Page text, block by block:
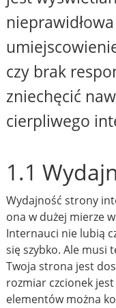
czy brak
zniechęcić
cierpliwego
1.1
Wydajność strony
ona w dużej mierze
Internauci nie lubią
się szybko. Ale musi
Twoja strona jest
rozmiar czcionek
elementów można